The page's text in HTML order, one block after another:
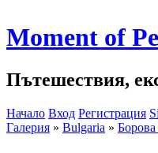
Moment of
Пътешествия,
Начало Вход Регистрация
Галерия » Bulgaria » Борова